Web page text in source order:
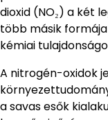
dioxid (NO₂) a két
több másik
kémiai
A nitrogén-oxidok
a savas esők